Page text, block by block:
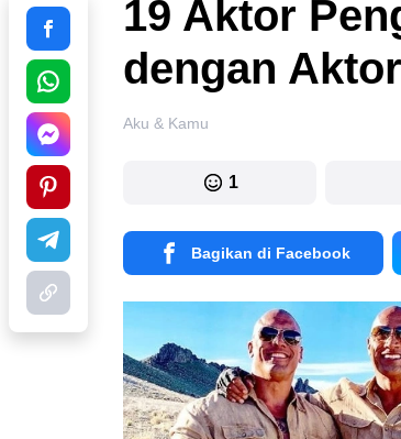
19 Aktor
dengan
Aku & Kamu
1
Bagikan di Facebook